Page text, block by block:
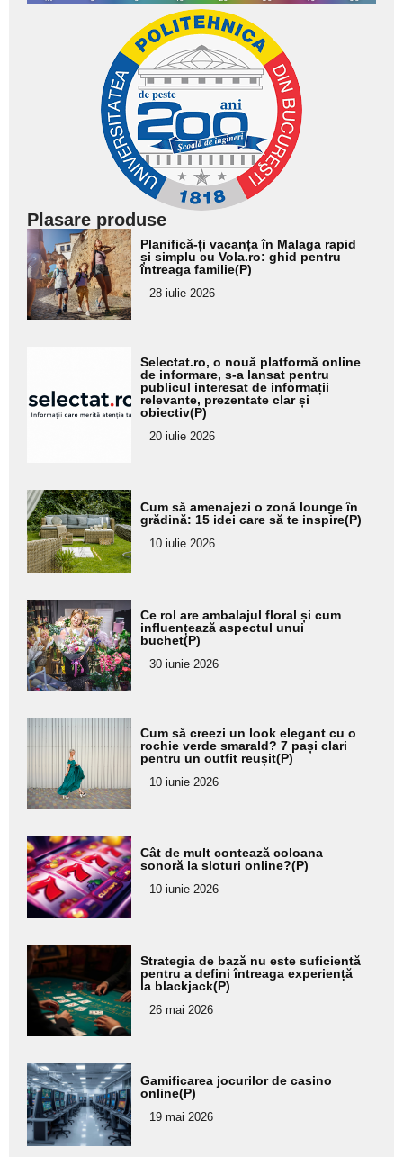
Plasare produse
Adaugă
aici textul
pentru
subtitlu
Planifică-ți vacanța în Malaga rapid
și simplu cu Vola.ro: ghid pentru
întreaga familie(P)
28 iulie 2026
pentru
subtitlu
Selectat.ro, o nouă platformă online
de informare, s-a lansat pentru
publicul interesat de informații
relevante, prezentate clar și
obiectiv(P)
20 iulie 2026
Adaugă
aici textul
pentru
subtitlu
Cum să amenajezi o zonă lounge în
grădină: 15 idei care să te inspire(P)
10 iulie 2026
Adaugă
aici textul
pentru
subtitlu
Ce rol are ambalajul floral și cum
influențează aspectul unui
buchet(P)
30 iunie 2026
Adaugă
aici textul
pentru
subtitlu
Cum să creezi un look elegant cu o
rochie verde smarald? 7 pași clari
pentru un outfit reușit(P)
10 iunie 2026
Adaugă
aici textul
pentru
subtitlu
Cât de mult contează coloana
sonoră la sloturi online?(P)
10 iunie 2026
Adaugă
aici textul
pentru
subtitlu
Strategia de bază nu este suficientă
pentru a defini întreaga experiență
la blackjack(P)
26 mai 2026
Adaugă
aici textul
pentru
subtitlu
Gamificarea jocurilor de casino
online(P)
19 mai 2026